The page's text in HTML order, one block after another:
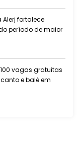
Alerj fortalece
período de maior
vagas gratuitas
e balé em